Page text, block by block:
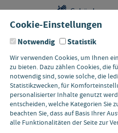
Kontakt
Cookie-Einstellungen
Notwendig Statistik
Wir verwenden Cookies, um Ihnen
zu bieten. Dazu zählen Cookies, die
notwendig sind, sowie solche, die
Statistikzwecken, für
personalisierter Inhalte genutzt
entscheiden, welche Kategorien Sie
beachten Sie, dass auf Basis Ihrer
alle Funktionalitäten der Seite zur